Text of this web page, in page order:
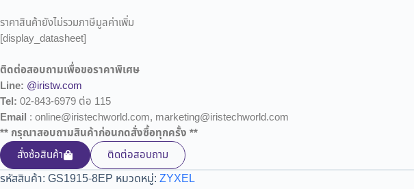
ราคาสินค้ายังไม่รวมภาษีมูลค่าเพิ่ม
[display_datasheet]
ติดต่อสอบถามเพื่อขอราคาพิเศษ
Line: @iristw.com
Tel: 02-843-6979 ต่อ 115
Email : online@iristechworld.com, marketing@iristechworld.com
** กรุณาสอบถามสินค้าก่อนกดสั่งซื้อทุกครั้ง **
สั่งซ้อสินค้า
ติดต่อสอบถาม
รหัสสินค้า: GS1915-8EP หมวดหมู่: ZYXEL